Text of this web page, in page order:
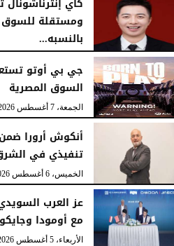
الأحد، 9 أغسطس 2026 03:11 مـ
كاي
ومستقلة للسوق
بالنسبه...
السبت، 8 أغسطس 2026
السوق المصرية
الجمعة، 7 أغسطس 2026
تنفيذي في
الخميس، 6 أغسطس 2026
عز العرب
مع أومودا وجايكو
الأربعاء، 5 أغسطس 2026